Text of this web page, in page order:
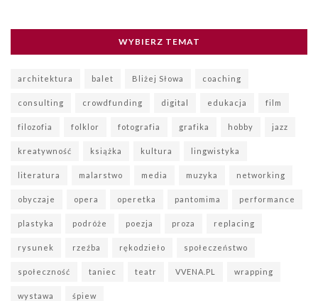
WYBIERZ TEMAT
architektura balet Bliżej Słowa coaching
consulting crowdfunding digital edukacja film
filozofia folklor fotografia grafika hobby jazz
kreatywność książka kultura lingwistyka
literatura malarstwo media muzyka networking
obyczaje opera operetka pantomima performance
plastyka podróże poezja proza replacing
rysunek rzeźba rękodzieło społeczeństwo
społeczność taniec teatr VVENA.PL wrapping
wystawa śpiew